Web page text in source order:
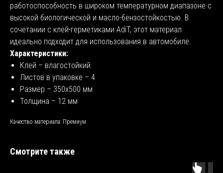
работоспособность в широком температурном диапазоне с
высокой биологической и масло-бензостойкостью. В
сочетании с клей-герметиками AdiT, этот материал
идеально подходит для использования в автомобиле.
Характеристики:
Клей – влагостойкий
Листов в упаковке – 4
Размер – 350х500 мм
Толщина – 12 мм
Качество материала: Премиум
Смотрите также